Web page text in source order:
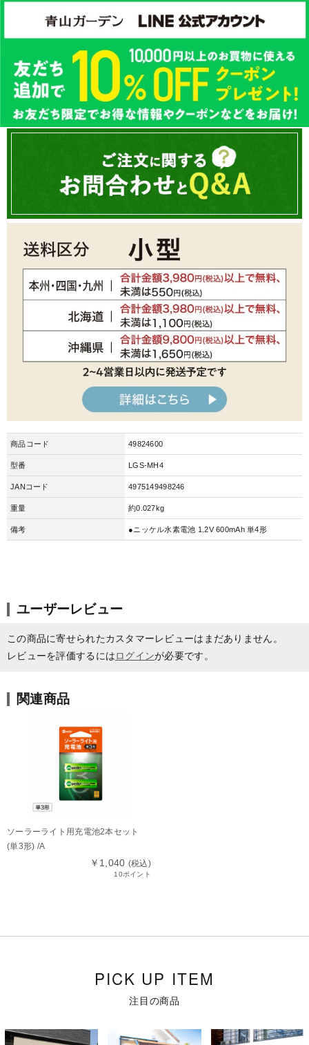
商品コード 49824600
型番 LGS-MH4
JANコード 4975149498246
重量 約0.027kg
備考 ●ニッケル水素電池 1.2V 600mAh 単4形
ユーザーレビュー
この商品に寄せられたカスタマーレビューはまだありません。
レビューを評価するにはログインが必要です。
関連商品
ソーラーライト用充電池2本セット
(単3形) /A
￥1,040 (税込)
10ポイント
PICK UP ITEM
注目の商品